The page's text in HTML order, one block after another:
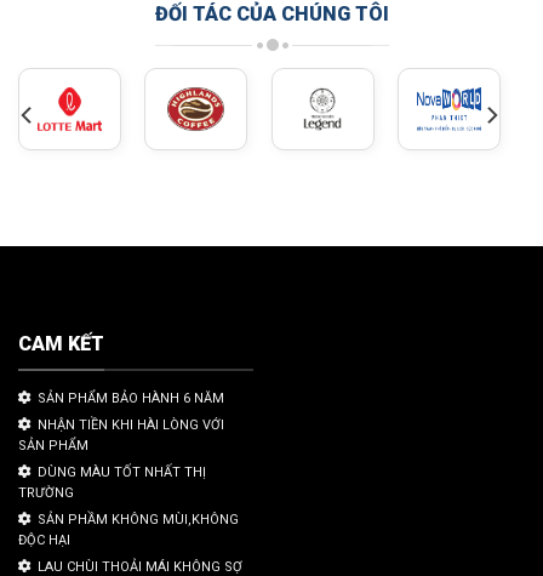
ĐỐI TÁC CỦA CHÚNG TÔI
CAM KẾT
SẢN PHẨM BẢO HÀNH 6 NĂM
NHẬN TIỀN KHI HÀI LÒNG VỚI
SẢN PHẨM
DÙNG MÀU TỐT NHẤT THỊ
TRƯỜNG
SẢN PHẦM KHÔNG MÙI,KHÔNG
ĐỘC HẠI
LAU CHÙI THOẢI MÁI KHÔNG SỢ